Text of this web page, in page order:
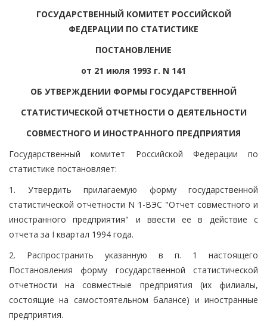
ГОСУДАРСТВЕННЫЙ КОМИТЕТ РОССИЙСКОЙ
ФЕДЕРАЦИИ ПО СТАТИСТИКЕ
ПОСТАНОВЛЕНИЕ
от 21 июля 1993 г. N 141
ОБ УТВЕРЖДЕНИИ ФОРМЫ ГОСУДАРСТВЕННОЙ
СТАТИСТИЧЕСКОЙ ОТЧЕТНОСТИ О ДЕЯТЕЛЬНОСТИ
СОВМЕСТНОГО И ИНОСТРАННОГО ПРЕДПРИЯТИЯ
Государственный комитет Российской Федерации по
статистике постановляет:
1. Утвердить прилагаемую форму государственной
статистической отчетности N 1-ВЭС "Отчет совместного и
иностранного предприятия" и ввести ее в действие с
отчета за I квартал 1994 года.
2. Распространить указанную в п. 1 настоящего
Постановления форму государственной статистической
отчетности на совместные предприятия (их филиалы,
состоящие на самостоятельном балансе) и иностранные
предприятия.